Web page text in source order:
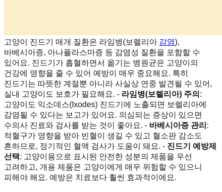
고양이 진드기 매개 질환은 라임병(보렐리아 감염),
바베시아증, 아나플라스마증 등 감염성 질환을 포함할 수
있어요. 진드기가 흡혈하면서 옮기는 병원균은 고양이의
건강에 영향을 줄 수 있어 예방이 매우 중요해요. 특히
진드기는 따뜻한 계절뿐 아니라 사실상 연중 발견될 수 있어,
실내 고양이도 보호가 필요해요. - 라임병(보렐리아) 주의 :
고양이도 익소데스(Ixodes) 진드기에 노출되면 보렐리아에
감염될 수 있다는 보고가 있어요. 의심되는 증상이 있으면
수의사 진료와 검사를 받는 것이 좋아요. - 바베시아증 관리 :
적혈구가 영향을 받아 빈혈이 생길 수 있고 혈소판 감소도
흔하므로, 정기적인 혈액 검사가 도움이 돼요. - 진드기 예방제
선택: 고양이용으로 표시된 안전한 성분의 제품을 우선
고려하고, 개용 제품은 고양이에게 매우 위험할 수 있으니
피해야 해요. 예방은 치료보다 훨씬 효과적이에요.